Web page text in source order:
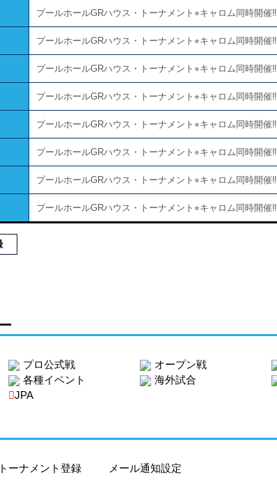
プールホールGRハウス・トーナメント⭐︎キャロム同時開催‼️
プールホールGRハウス・トーナメント⭐︎キャロム同時開催‼️
プールホールGRハウス・トーナメント⭐︎キャロム同時開催‼️
プールホールGRハウス・トーナメント⭐︎キャロム同時開催‼️
プールホールGRハウス・トーナメント⭐︎キャロム同時開催‼️
プールホールGRハウス・トーナメント⭐︎キャロム同時開催‼️
プールホールGRハウス・トーナメント⭐︎キャロム同時開催‼️
プールホールGRハウス・トーナメント⭐︎キャロム同時開催‼️
プロ公式戦 オープン戦
各種イベント 海外試合
JPA
ーナメント登録 メール通知設定